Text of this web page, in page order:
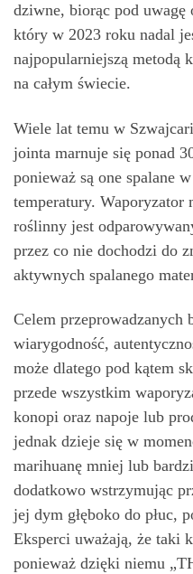
dziwne, biorąc pod uwagę
który w 2023 roku nadal
najpopularniejszą metodą
na całym świecie.
Wiele lat temu w
jointa marnuje się ponad
ponieważ są one spalane
temperatury. Waporyzator
roślinny jest
przez co nie dochodzi do
aktywnych spalanego
Celem przeprowadzanych
wiarygodność,
może dlatego pod kątem
przede wszystkim
konopi oraz napoje lub
jednak dzieje się w
marihuanę mniej lub
dodatkowo wstrzymując
jej dym głęboko do płuc,
Eksperci uważają, że taki
ponieważ dzięki niemu